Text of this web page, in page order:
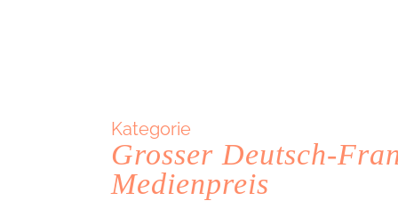
Kategorie
Grosser Deutsch-
Medienpreis